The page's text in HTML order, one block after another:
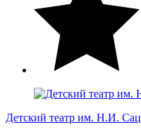
Детский театр им. Н.И. Сац